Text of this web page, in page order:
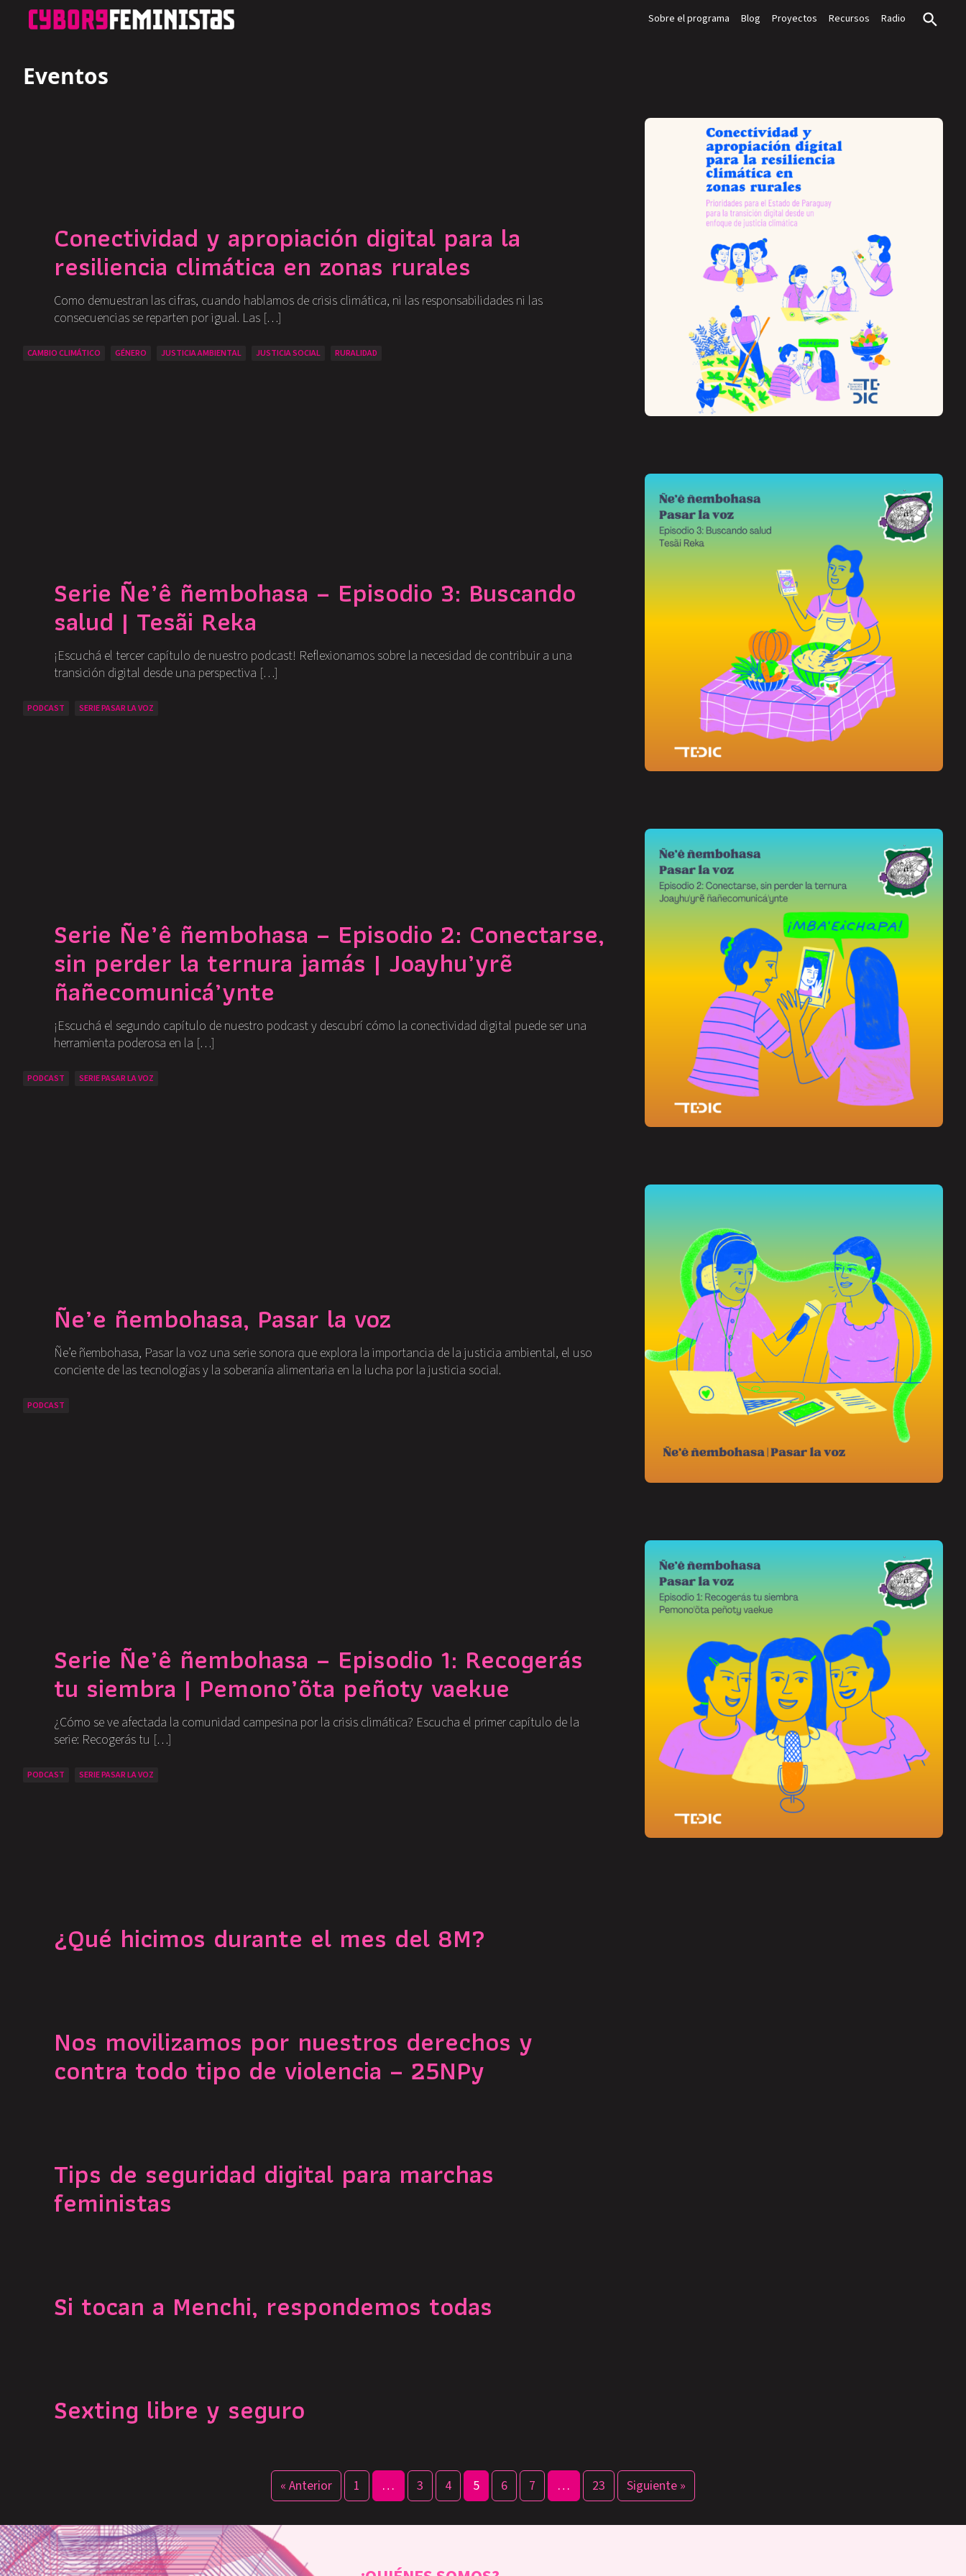
Sobre el programa Blog Proyectos Recursos Radio
Eventos
Conectividad y apropiación digital para la
resiliencia climática en zonas rurales
Como demuestran las cifras, cuando hablamos de crisis climática, ni las responsabilidades ni las
consecuencias se reparten por igual. Las […]
CAMBIO CLIMÁTICO GÉNERO JUSTICIA AMBIENTAL JUSTICIA SOCIAL RURALIDAD
Serie Ñe’ê ñembohasa – Episodio 3: Buscando
salud | Tesãi Reka
¡Escuchá el tercer capítulo de nuestro podcast! Reflexionamos sobre la necesidad de contribuir a una
transición digital desde una perspectiva […]
PODCAST SERIE PASAR LA VOZ
Serie Ñe’ê ñembohasa – Episodio 2: Conectarse,
sin perder la ternura jamás | Joayhu’yrẽ
ñañecomunicá’ynte
¡Escuchá el segundo capítulo de nuestro podcast y descubrí cómo la conectividad digital puede ser una
herramienta poderosa en la […]
PODCAST SERIE PASAR LA VOZ
Ñe’e ñembohasa, Pasar la voz
Ñe’e ñembohasa, Pasar la voz una serie sonora que explora la importancia de la justicia ambiental, el uso
conciente de las tecnologías y la soberanía alimentaria en la lucha por la justicia social.
PODCAST
Serie Ñe’ê ñembohasa – Episodio 1: Recogerás
tu siembra | Pemono’õta peñoty vaekue
¿Cómo se ve afectada la comunidad campesina por la crisis climática? Escucha el primer capítulo de la
serie: Recogerás tu […]
PODCAST SERIE PASAR LA VOZ
¿Qué hicimos durante el mes del 8M?
Nos movilizamos por nuestros derechos y
contra todo tipo de violencia – 25NPy
Tips de seguridad digital para marchas
feministas
Si tocan a Menchi, respondemos todas
Sexting libre y seguro
« Anterior 1 … 3 4 5 6 7 … 23 Siguiente »